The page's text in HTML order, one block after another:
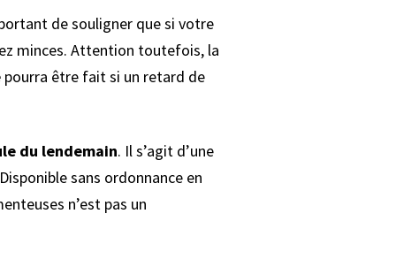
de souligner que si votre
minces. Attention toutefois, la
pourra être fait si un retard de
du lendemain. Il s’agit d’une
sans ordonnance en
n’est pas un